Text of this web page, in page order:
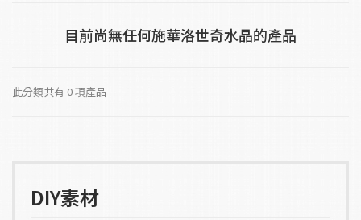
目前尚無任何施華洛世奇水晶的產品
此分類共有 0 項產品
DIY素材